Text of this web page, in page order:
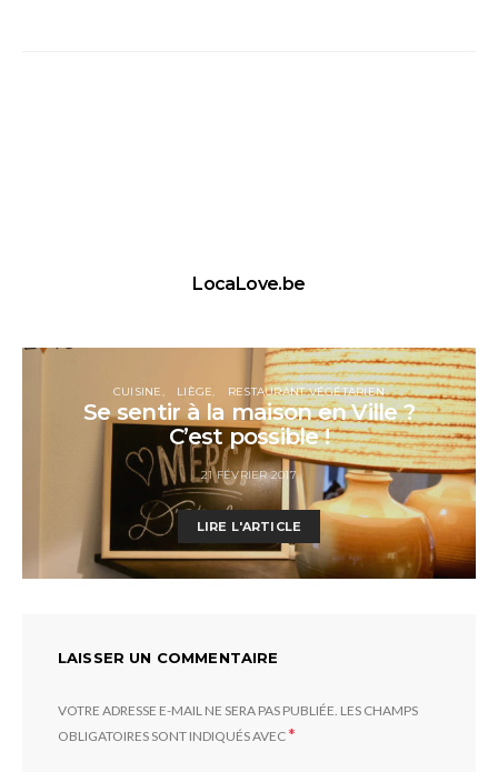
LocaLove.be
CUISINE LIÈGE RESTAURANT VÉGÉTARIEN
Se sentir à la maison en Ville ?
C’est possible !
21 FÉVRIER 2017
LIRE L'ARTICLE
LAISSER UN COMMENTAIRE
VOTRE ADRESSE E-MAIL NE SERA PAS PUBLIÉE. LES CHAMPS
OBLIGATOIRES SONT INDIQUÉS AVEC*